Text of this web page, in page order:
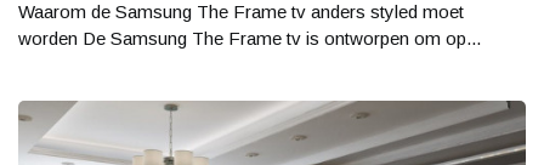
Waarom de Samsung The Frame tv anders styled moet
worden De Samsung The Frame tv is ontworpen om op...